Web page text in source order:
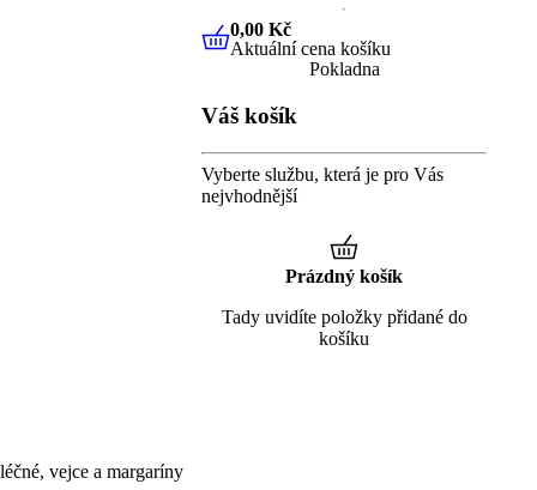
vejce a margaríny
0,00 KčAktuální cena košíku
0,00 Kč
Aktuální cena košíku
Pokladna
Váš košík
Vyberte službu, která je pro Vás
nejvhodnější
Prázdný košík
Tady uvidíte položky přidané do
košíku